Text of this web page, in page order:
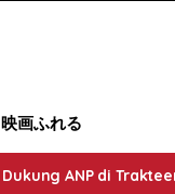
映画ふれる
Dukung ANP di